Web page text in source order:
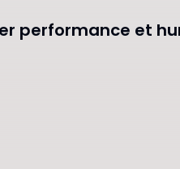
performance et